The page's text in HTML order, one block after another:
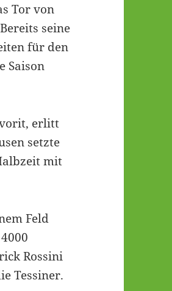
Tor von
seine
für den
Saison
erlitt
setzte
mit
Feld
Rossini
Tessiner.